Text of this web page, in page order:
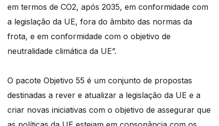
em termos de CO2, após 2035, em conformidade com
a legislação da UE, fora do âmbito das normas da
frota, e em conformidade com o objetivo de
neutralidade climática da UE”.
O pacote Objetivo 55 é um conjunto de propostas
destinadas a rever e atualizar a legislação da UE e a
criar novas iniciativas com o objetivo de assegurar que